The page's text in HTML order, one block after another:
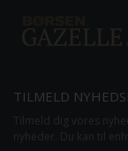
TILMELD